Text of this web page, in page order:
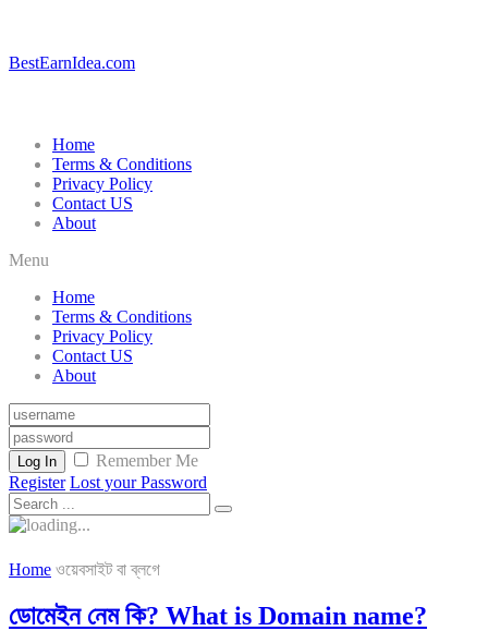
BestEarnIdea.com
Home
Terms & Conditions
Privacy Policy
Contact US
About
Menu
Home
Terms & Conditions
Privacy Policy
Contact US
About
Log In
Remember Me
Register Lost your Password
Home ওয়েবসাইট বা ব্লগে
ডোমেইন নেম কি? What is Domain name?